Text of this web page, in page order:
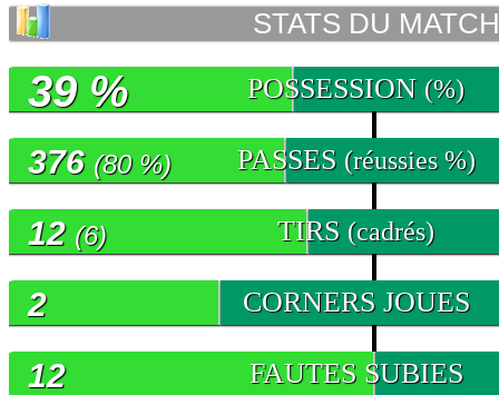
STATS DU MATCH
POSSESSION (%)
39 %
PASSES (réussies %)
376 (80 %)
TIRS (cadrés)
12 (6)
CORNERS JOUES
2
FAUTES SUBIES
12